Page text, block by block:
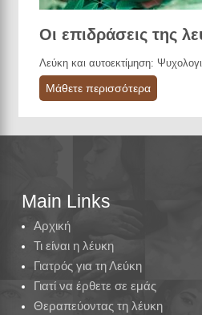
Οι επιδράσεις της
Λεύκη και αυτοεκτίμηση:
Μάθετε περισσότερα
Main Links
Αρχική
Τι είναι η λέυκη
Γιατρός για τη Λεύκη
Γιατί να έρθετε σε εμάς
Θεραπεύοντας τη λέυκη